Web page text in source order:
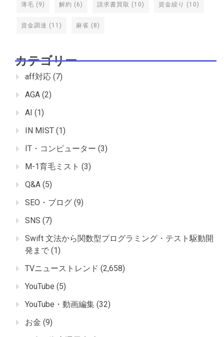
薄毛 (9) 解約 (6) 請求書買取 (10) 資金繰り (10)
資金調達 (11) 麻雀 (8)
カテゴリー
aff対応 (7)
AGA (2)
AI (1)
IN MIST (1)
IT・コンピューター (3)
M-1育毛ミスト (3)
Q&A (5)
SEO・ブログ (9)
SNS (7)
Swift 文法から関数型プログラミング・テスト駆動開
発まで (1)
TVニューストレンド (2,658)
YouTube (5)
YouTube・動画編集 (32)
お金 (9)